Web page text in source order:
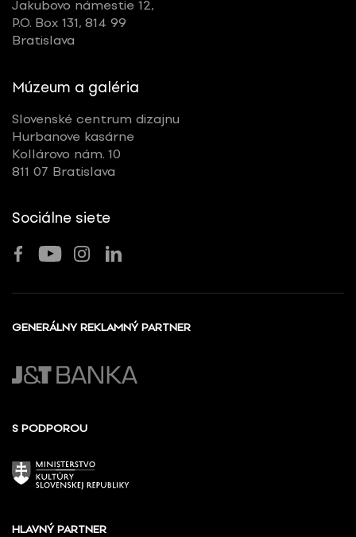
Jakubovo námestie 12,
P.O. Box 131, 814 99
Bratislava
Múzeum a galéria
Slovenské centrum dizajnu
Hurbanove kasárne
Kollárovo nám. 10
811 07 Bratislava
Sociálne siete
GENERÁLNY REKLAMNÝ PARTNER
S PODPOROU
HLAVNÝ PARTNER